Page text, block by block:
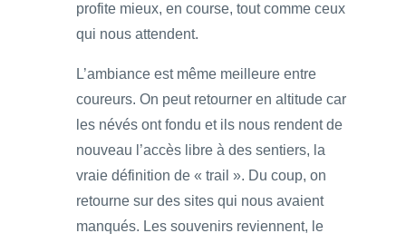
profite mieux, en course, tout comme ceux
qui nous attendent.
L’ambiance est même meilleure entre
coureurs. On peut retourner en altitude car
les névés ont fondu et ils nous rendent de
nouveau l’accès libre à des sentiers, la
vraie définition de « trail ». Du coup, on
retourne sur des sites qui nous avaient
manqués. Les souvenirs reviennent, le